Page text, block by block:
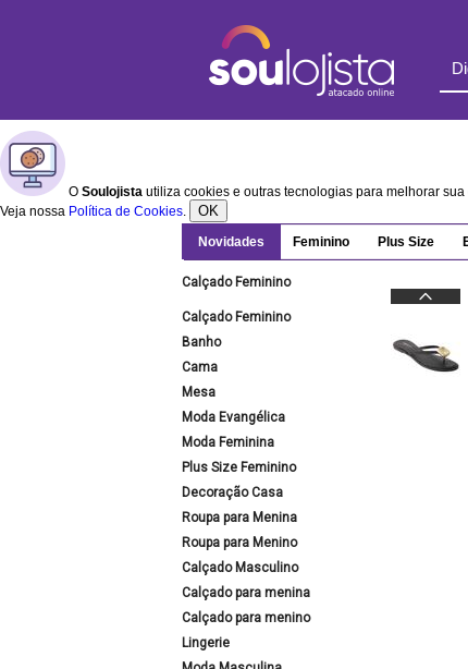
O Soulojista utiliza cookies e outras tecnologias para melhorar
Veja nossa Política de Cookies. OK
Novidades Feminino Plus Size
Calçado Feminino
Calçado Feminino
Banho
Cama
Mesa
Moda Evangélica
Moda Feminina
Plus Size Feminino
Decoração Casa
Roupa para Menina
Roupa para Menino
Calçado Masculino
Calçado para menina
Calçado para menino
Lingerie